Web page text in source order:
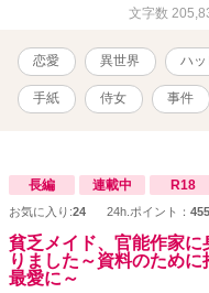
られているのに。アリスは
くないお暮らしも保証しま
に打ち明けた。晩餐に招か
した。その席にははとこ夫
った珍しい鉱石を見せてく
ルに縛られ、アリスは外出
流れ、ひょんなことからロ
正な紳士の彼は、彼女に問
それに答えられずにそのま
かった印象と共に尾を引い
＿。 世間知らずの高貴な姫
文字数
恋愛 異世界 ハ
手紙 侍女 事件
長編 連載中 R18
お気に入り:24 24h.ポイント： 455
貧乏メイド、官能作家
りました～資料のため
最愛に～